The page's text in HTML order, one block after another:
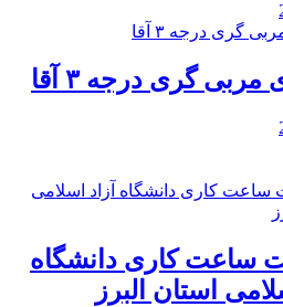
گری درجه ۳ آقا
ساعت کاری دانشگاه
استان البرز